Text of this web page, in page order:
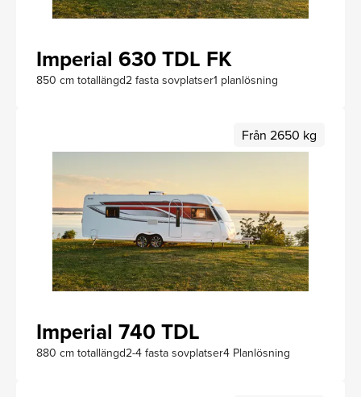
Imperial 630 TDL FK
850 cm totallängd2 fasta sovplatser1 planlösning
Från 2650 kg
Imperial 740 TDL
880 cm totallängd2-4 fasta sovplatser4 Planlösning